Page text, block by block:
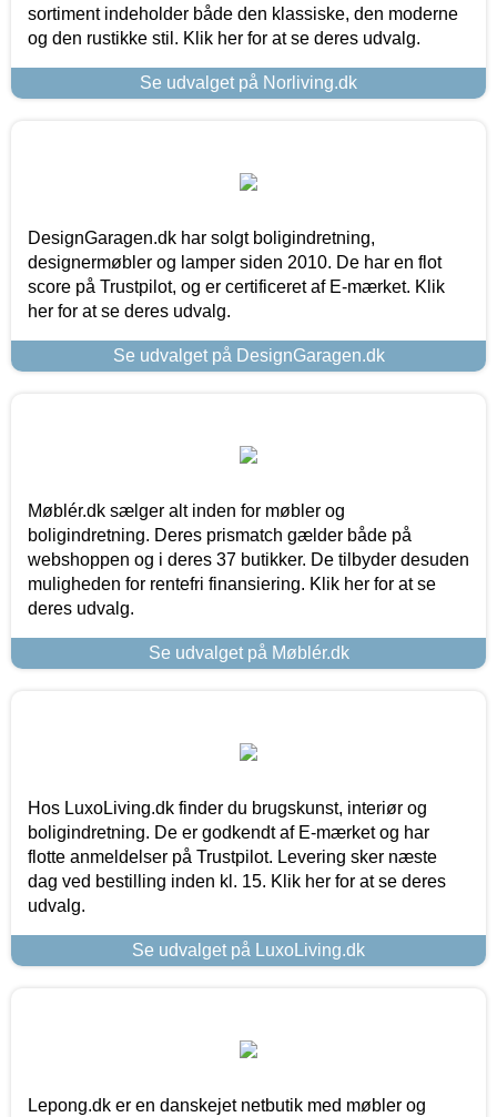
sortiment indeholder både den klassiske, den moderne
og den rustikke stil. Klik her for at se deres udvalg.
Se udvalget på Norliving.dk
DesignGaragen.dk har solgt boligindretning,
designermøbler og lamper siden 2010. De har en flot
score på Trustpilot, og er certificeret af E-mærket. Klik
her for at se deres udvalg.
Se udvalget på DesignGaragen.dk
Møblér.dk sælger alt inden for møbler og
boligindretning. Deres prismatch gælder både på
webshoppen og i deres 37 butikker. De tilbyder desuden
muligheden for rentefri finansiering. Klik her for at se
deres udvalg.
Se udvalget på Møblér.dk
Hos LuxoLiving.dk finder du brugskunst, interiør og
boligindretning. De er godkendt af E-mærket og har
flotte anmeldelser på Trustpilot. Levering sker næste
dag ved bestilling inden kl. 15. Klik her for at se deres
udvalg.
Se udvalget på LuxoLiving.dk
Lepong.dk er en danskejet netbutik med møbler og